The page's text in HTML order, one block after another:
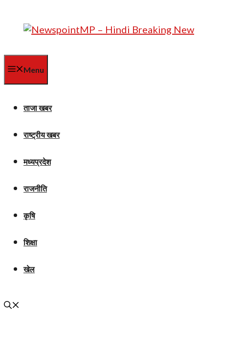
content
Menu
ताजा खबर
राष्ट्रीय खबर
मध्यप्रदेश
राजनीति
कृषि
शिक्षा
खेल